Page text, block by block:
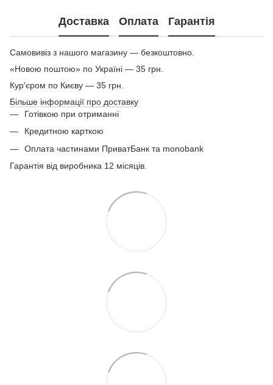
Доставка Оплата Гарантія
Самовивіз з нашого магазину — безкоштовно.
«Новою поштою» по Україні — 35 грн.
Кур'єром по Києву — 35 грн.
Більше інформації про доставку
Готівкою при отриманні
Кредитною карткою
Оплата частинами ПриватБанк та monobank
Гарантія від виробника 12 місяців.